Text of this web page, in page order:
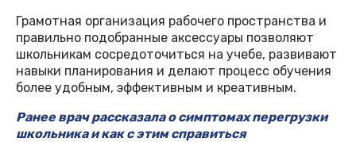
Грамотная организация рабочего пространства и
правильно подобранные аксессуары позволяют
школьникам сосредоточиться на учебе, развивают
навыки планирования и делают процесс обучения
более удобным, эффективным и креативным.
Ранее врач рассказала о симптомах перегрузки
школьника и как с этим справиться